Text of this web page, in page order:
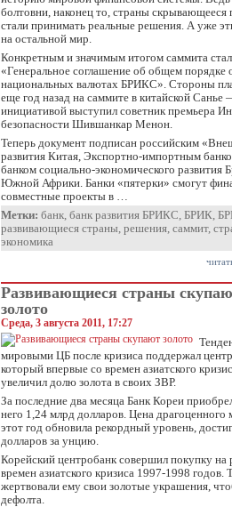
болтовни, наконец то, страны скрывающееся
стали принимать реальные решения. А уже
на остальной мир.
Конкретным и значимым итогом саммита
«Генеральное соглашение об общем
национальных валютах БРИКС». Стороны
еще год назад на саммите в китайской Санье
инициативой выступил советник премьера
безопасности Шившанкар Менон.
Теперь документ подписан российским
развития Китая, Экспортно-импортным
банком социально-экономического развития
Южной Африки. Банки «пятерки» смогут
совместные проекты в …
Метки: банк, банк развития БРИКС, БРИК,
развивающиеся страны, решения, саммит,
экономика
Развивающиеся страны
золото
Среда, 3 августа 2011, 17:27
мировыми ЦБ после кризиса поддержал
который впервые со времен азиатского
увеличил долю золота в своих ЗВР.
За последние два месяца Банк Кореи
него 1,24 млрд долларов. Цена драгоценного
этот год обновила рекордный уровень,
долларов за унцию.
Корейский центробанк совершил покупку на
времен азиатского кризиса 1997-1998 годов.
жертвовали ему свои золотые украшения,
дефолта.